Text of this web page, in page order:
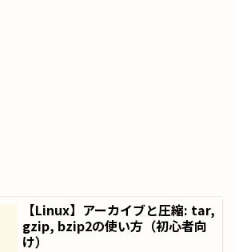
【Linux】アーカイブと圧縮: tar,
gzip, bzip2の使い方（初心者向
け）